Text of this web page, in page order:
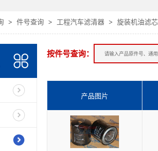
> 件号查询 > 工程汽车滤清器 > 旋装机油滤芯
按件号查询：
产品图片